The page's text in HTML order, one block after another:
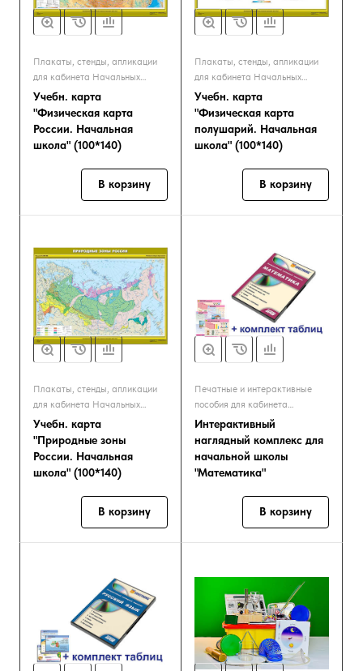
Плакаты, стенды, апликации
для кабинета Начальных
классов
Учебн. карта
"Физическая карта
России. Начальная
школа" (100*140)
В корзину
Плакаты, стенды, апликации
для кабинета Начальных
классов
Учебн. карта
"Физическая карта
полушарий. Начальная
школа" (100*140)
В корзину
Плакаты, стенды, апликации
для кабинета Начальных
классов
Учебн. карта
"Природные зоны
России. Начальная
школа" (100*140)
В корзину
Печатные и интерактивные
пособия для кабинета
Начальных классов
Интерактивный
наглядный комплекс для
начальной школы
"Математика"
В корзину